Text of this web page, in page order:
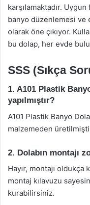
karşılamaktadır.
banyo düzenlemesi
olarak öne çıkıyor.
bu dolap, her evde
SSS (Sıkça
1. A101 Plastik
yapılmıştır?
A101 Plastik Banyo
malzemeden
2. Dolabın montajı
Hayır, montajı
montaj kılavuzu
kurabilirsiniz.